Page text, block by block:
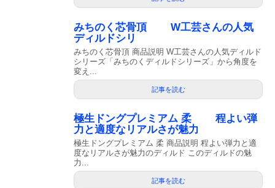
みちのく芯骨頂 W工芸さんの人気
ディルドシリ
みちのく芯骨頂 商品説明 W工芸さんの人気ディルド
シリーズ「みちのくディルドシリーズ」から角度を
変え...
記事を読む
極生ドングプレミアム 柔 程よい弾
力と適度なリアルさが魅力
極生ドングプレミアム 柔 商品説明 程よい弾力と適
度なリアルさが魅力のディルド このディルドの魅
力...
記事を読む